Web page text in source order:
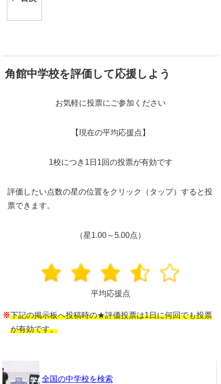
角館中学校を評価して応援しよう
お気軽に投票にご参加ください
【現在の平均応援点】
1校につき1日1回の投票が有効です
評価したい点数の星の位置をクリック（タップ）すると投
票できます。
（星1.00～5.00点）
平均応援点
※下記の掲示板へ投稿時の★評価投票は1日に何回でも投票
が有効です。
全国の中学校を検索